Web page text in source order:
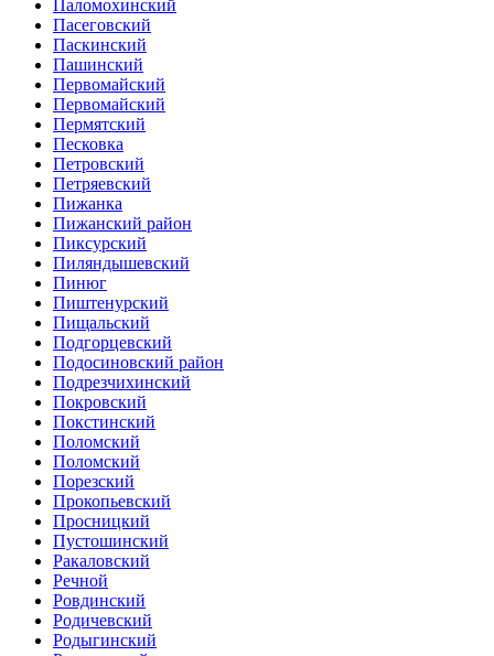
Паломохинский
Пасеговский
Паскинский
Пашинский
Первомайский
Первомайский
Пермятский
Песковка
Петровский
Петряевский
Пижанка
Пижанский район
Пиксурский
Пиляндышевский
Пинюг
Пиштенурский
Пищальский
Подгорцевский
Подосиновский район
Подрезчихинский
Покровский
Покстинский
Поломский
Поломский
Порезский
Прокопьевский
Просницкий
Пустошинский
Ракаловский
Речной
Ровдинский
Родичевский
Родыгинский